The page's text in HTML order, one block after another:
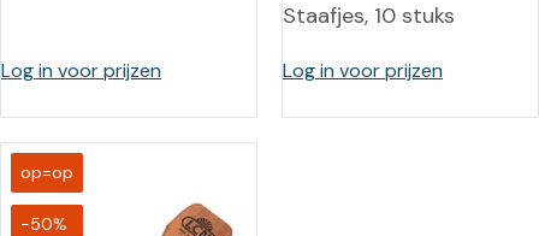
Log in voor prijzen
Staafjes, 10 stuks
Log in voor prijzen
op=op
-50%